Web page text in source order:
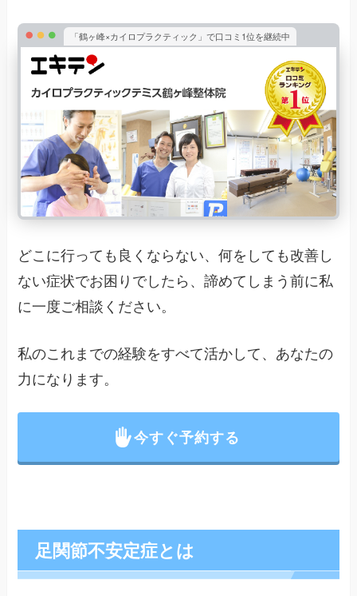
「鶴ヶ峰×カイロプラクティック」で口コミ1位を継続中
どこに行っても良くならない、何をしても改善し
ない症状でお困りでしたら、諦めてしまう前に私
に一度ご相談ください。
私のこれまでの経験をすべて活かして、あなたの
力になります。
今すぐ予約する
足関節不安定症とは